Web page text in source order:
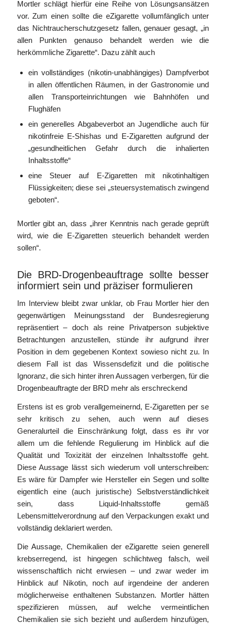
Mortler schlägt hierfür eine Reihe von Lösungsansätzen
vor. Zum einen sollte die eZigarette vollumfänglich unter
das Nichtraucherschutzgesetz fallen, genauer gesagt, „in
allen Punkten genauso behandelt werden wie die
herkömmliche Zigarette“. Dazu zählt auch
ein vollständiges (nikotin-unabhängiges) Dampfverbot
in allen öffentlichen Räumen, in der Gastronomie und
allen Transporteinrichtungen wie Bahnhöfen und
Flughäfen
ein generelles Abgabeverbot an Jugendliche auch für
nikotinfreie E-Shishas und E-Zigaretten aufgrund der
„gesundheitlichen Gefahr durch die inhalierten
Inhaltsstoffe“
eine Steuer auf E-Zigaretten mit nikotinhaltigen
Flüssigkeiten; diese sei „steuersystematisch zwingend
geboten“.
Mortler gibt an, dass „ihrer Kenntnis nach gerade geprüft
wird, wie die E-Zigaretten steuerlich behandelt werden
sollen“.
Die BRD-Drogenbeauftrage sollte besser
informiert sein und präziser formulieren
Im Interview bleibt zwar unklar, ob Frau Mortler hier den
gegenwärtigen Meinungsstand der Bundesregierung
repräsentiert – doch als reine Privatperson subjektive
Betrachtungen anzustellen, stünde ihr aufgrund ihrer
Position in dem gegebenen Kontext sowieso nicht zu. In
diesem Fall ist das Wissensdefizit und die politische
Ignoranz, die sich hinter ihren Aussagen verbergen, für die
Drogenbeauftragte der BRD mehr als erschreckend
Erstens ist es grob verallgemeinernd, E-Zigaretten per se
sehr kritisch zu sehen, auch wenn auf dieses
Generalurteil die Einschränkung folgt, dass es ihr vor
allem um die fehlende Regulierung im Hinblick auf die
Qualität und Toxizität der einzelnen Inhaltsstoffe geht.
Diese Aussage lässt sich wiederum voll unterschreiben:
Es wäre für Dampfer wie Hersteller ein Segen und sollte
eigentlich eine (auch juristische) Selbstverständlichkeit
sein, dass Liquid-Inhaltsstoffe gemäß
Lebensmittelverordnung auf den Verpackungen exakt und
vollständig deklariert werden.
Die Aussage, Chemikalien der eZigarette seien generell
krebserregend, ist hingegen schlichtweg falsch, weil
wissenschaftlich nicht erwiesen – und zwar weder im
Hinblick auf Nikotin, noch auf irgendeine der anderen
möglicherweise enthaltenen Substanzen. Mortler hätten
spezifizieren müssen, auf welche vermeintlichen
Chemikalien sie sich bezieht und außerdem hinzufügen,